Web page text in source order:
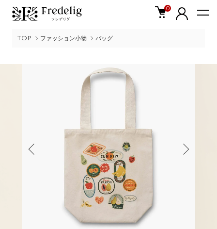
0
TOP ファッション小物 バッグ